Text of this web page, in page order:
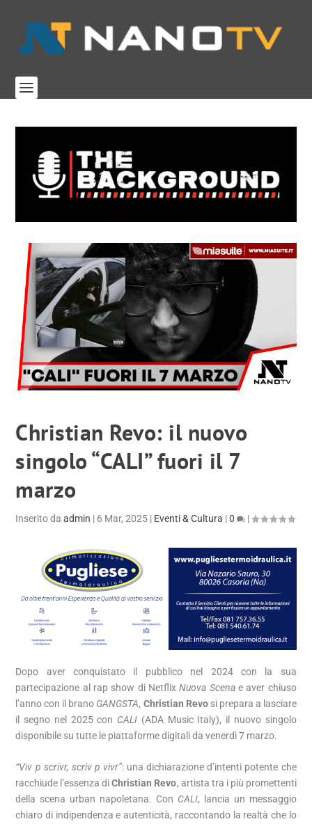
Christian Revo: il nuovo
singolo “CALI” fuori il 7
marzo
Inserito daadmin | 6 Mar, 2025 | Eventi & Cultura |0 |
Dopo aver conquistato il pubblico nel 2024 con la sua
partecipazione al rap show di NetflixNuova Scenae aver chiuso
l’anno con il brano GANGSTA, Christian Revosi prepara a lasciare
il segno nel 2025 con CALI (ADA Music Italy), il nuovo singolo
disponibile su tutte le piattaforme digitali da venerdì 7 marzo.
“Viv p scrivr, scriv p vivr”: una dichiarazione d’intenti potente che
racchiude l’essenza diChristian Revo, artista tra i più promettenti
della scena urban napoletana. Con CALI, lancia un messaggio
chiaro di indipendenza e autenticità, raccontando la realtà che lo